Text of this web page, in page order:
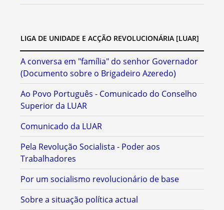
LIGA DE UNIDADE E ACÇÃO REVOLUCIONÁRIA [LUAR]
A conversa em "família" do senhor Governador
(Documento sobre o Brigadeiro Azeredo)
Ao Povo Português - Comunicado do Conselho
Superior da LUAR
Comunicado da LUAR
Pela Revolução Socialista - Poder aos
Trabalhadores
Por um socialismo revolucionário de base
Sobre a situação política actual